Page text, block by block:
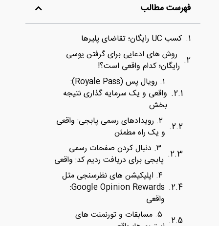
فهرست مطالب
کسب UC رایگان؛ تقاضای پلیرها
روش‌ های ادعایی برای گرفتن یوسی
رایگان؛ کدام واقعی است؟!
۱. رویال پس (Royale Pass):
واقعی و یک سرمایه گذاری نتیجه
بخش
۲. رویدادهای رسمی پابجی: واقعی
و یک راه مطمئن
۳. دنبال کردن صفحات رسمی
پابجی برای دریافت ردیم کد: واقعی
۴. اپلیکیشن ‌های نظرسنجی مثل
Google Opinion Rewards:
واقعی
۵. مسابقات و تورنمنت ‌های